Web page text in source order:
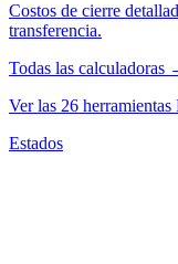
Costos de cierre
transferencia.
Todas las calculadoras
Ver las 26
Estados